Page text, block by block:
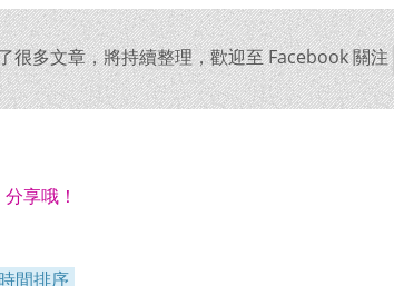
很多文章，將持續整理，歡迎至 Facebook 關注
享哦！
間排序